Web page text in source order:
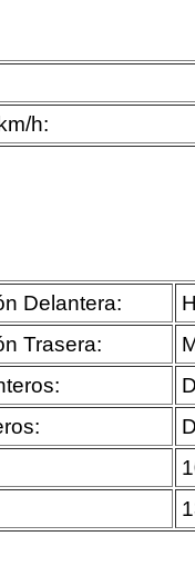
h:
Delantera:
Trasera: